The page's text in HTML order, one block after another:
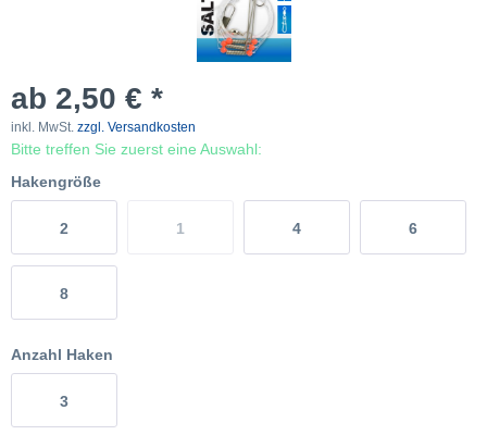
ab 2,50 € *
inkl. MwSt. zzgl. Versandkosten
Bitte treffen Sie zuerst eine Auswahl:
Hakengröße
2 1 4 6
8
Anzahl Haken
3